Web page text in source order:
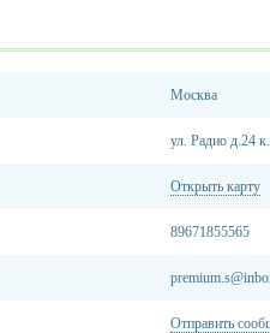
Москва
ул. Радио д.24
Открыть карту
89671855565
Отправить